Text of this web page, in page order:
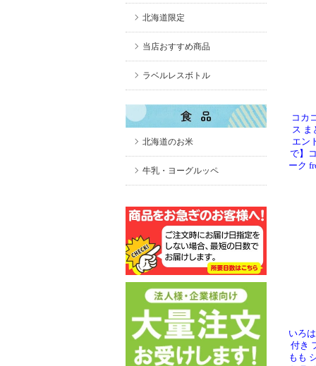
北海道限定
当店おすすめ商品
ラベルレスボトル
北海道のお米
牛乳・ヨーグルッペ
コカ
ス ま
エン
で】
ーク
いろ
付き
もも